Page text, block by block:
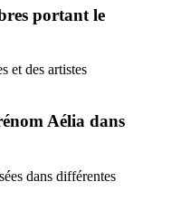
portant le
et des artistes
Aélia dans
dans différentes